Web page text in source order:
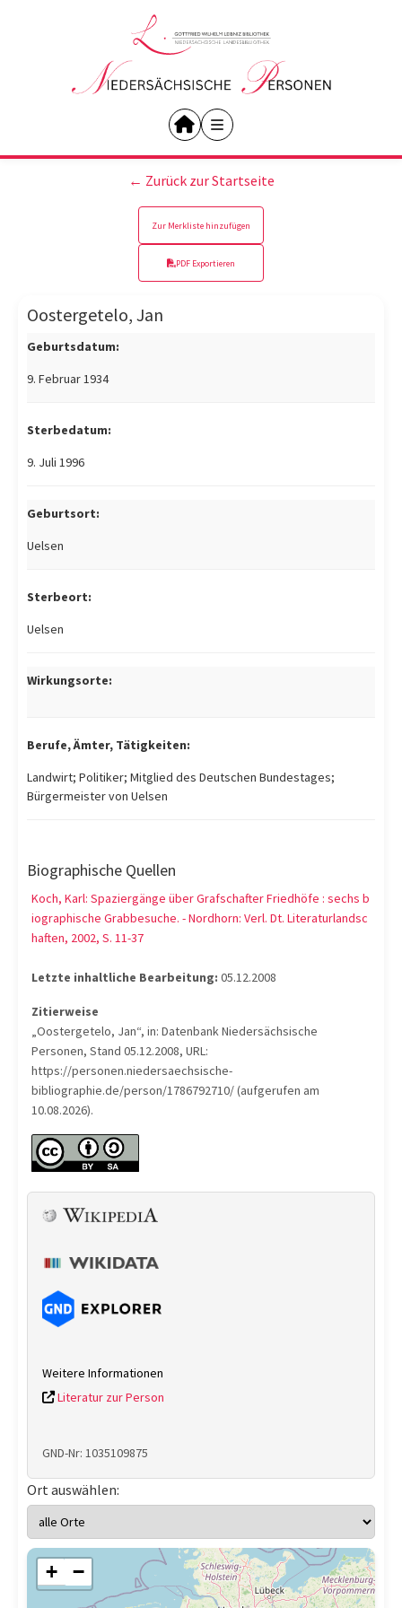
← Zurück zur Startseite
Zur Merkliste hinzufügen
PDF Exportieren
Oostergetelo, Jan
Geburtsdatum:
9. Februar 1934
Sterbedatum:
9. Juli 1996
Geburtsort:
Uelsen
Sterbeort:
Uelsen
Wirkungsorte:
Berufe, Ämter, Tätigkeiten:
Landwirt; Politiker; Mitglied des Deutschen Bundestages;
Bürgermeister von Uelsen
Biographische Quellen
Koch, Karl: Spaziergänge über Grafschafter Friedhöfe : sechs b
iographische Grabbesuche. - Nordhorn: Verl. Dt. Literaturlandsc
haften, 2002, S. 11-37
Letzte inhaltliche Bearbeitung: 05.12.2008
Zitierweise
„Oostergetelo, Jan“, in: Datenbank Niedersächsische
Personen, Stand 05.12.2008, URL:
https://personen.niedersaechsische-
bibliographie.de/person/1786792710/ (aufgerufen am
10.08.2026).
Weitere Informationen
Literatur zur Person
GND-Nr: 1035109875
Ort auswählen:
+ −